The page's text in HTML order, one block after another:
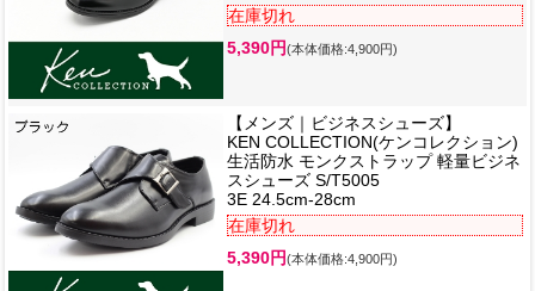
在庫切れ
5,390円(本体価格:4,900円)
【メンズ｜ビジネスシューズ】
KEN COLLECTION(ケンコレクション)
生活防水 モンクストラップ 軽量ビジネ
スシューズ S/T5005
3E 24.5cm-28cm
在庫切れ
5,390円(本体価格:4,900円)